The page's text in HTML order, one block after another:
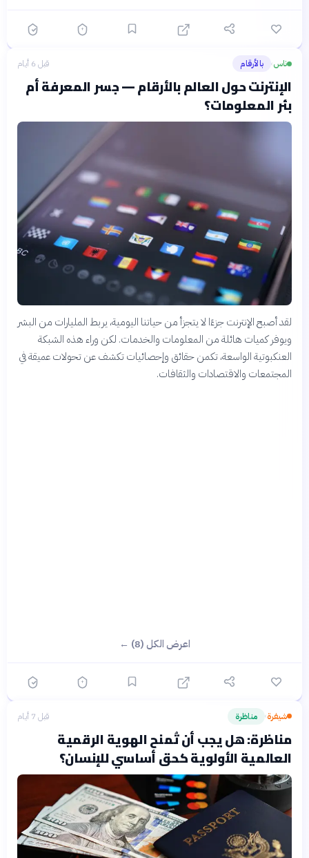
ناس› بالأرقام قبل 6 أيام
الإنترنت حول العالم بالأرقام — جسر المعرفة أم
بئر المعلومات؟
لقد أصبح الإنترنت جزءًا لا يتجزأ من حياتنا اليومية، يربط المليارات من البشر
ويوفر كميات هائلة من المعلومات والخدمات. لكن وراء هذه الشبكة
العنكبوتية الواسعة، تكمن حقائق وإحصائيات تكشف عن تحولات عميقة في
المجتمعات والاقتصادات والثقافات.
اعرض الكل (8) ←
شيفرة› مناظرة قبل 7 أيام
مناظرة: هل يجب أن تُمنح الهوية الرقمية
العالمية الأولوية كحق أساسي للإنسان؟